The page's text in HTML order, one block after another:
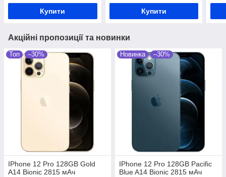
Купити Купити
Акційні пропозиції та новинки
Топ –30%
IPhone 12 Pro 128GB Gold
A14 Bionic 2815 мАч
Новинка –30%
IPhone 12 Pro 128GB Pacific
Blue A14 Bionic 2815 мАч